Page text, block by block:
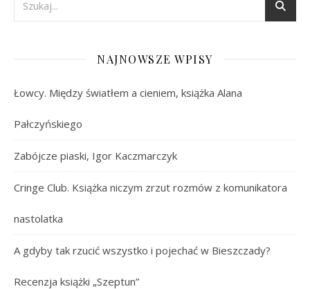
NAJNOWSZE WPISY
Łowcy. Między światłem a cieniem, książka Alana
Pałczyńskiego
Zabójcze piaski, Igor Kaczmarczyk
Cringe Club. Książka niczym zrzut rozmów z komunikatora
nastolatka
A gdyby tak rzucić wszystko i pojechać w Bieszczady?
Recenzja książki „Szeptun”